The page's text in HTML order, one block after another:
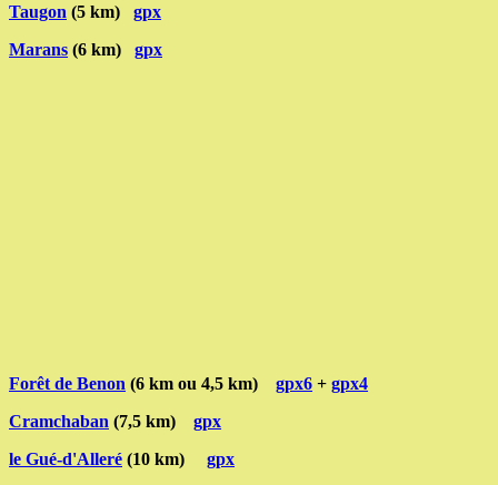
Taugon (5 km) gpx
Marans (6 km) gpx
Forêt de Benon (6 km ou 4,5 km) gpx6 + gpx4
Cramchaban (7,5 km) gpx
le Gué-d'Alleré (10 km) gpx